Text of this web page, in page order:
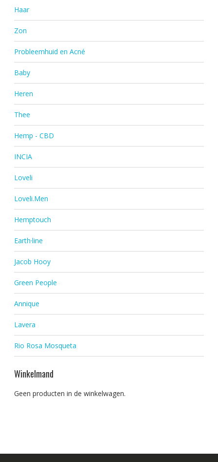
Haar
Zon
Probleemhuid en Acné
Baby
Heren
Thee
Hemp - CBD
INCIA
Loveli
Loveli.Men
Hemptouch
Earth·line
Jacob Hooy
Green People
Annique
Lavera
Rio Rosa Mosqueta
Winkelmand
Geen producten in de winkelwagen.